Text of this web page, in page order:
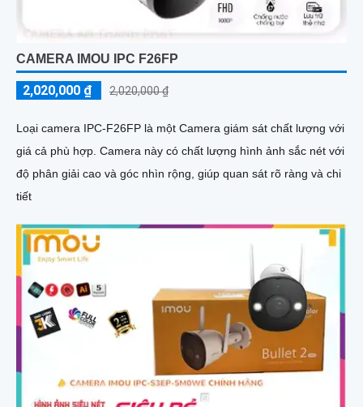
CAMERA IMOU IPC F26FP
2,020,000 ₫ 2,020,000 ₫
Loại camera IPC-F26FP là một Camera giám sát chất lượng với
giá cả phù hợp. Camera này có chất lượng hình ảnh sắc nét với
độ phân giải cao và góc nhìn rộng, giúp quan sát rõ ràng và chi
tiết